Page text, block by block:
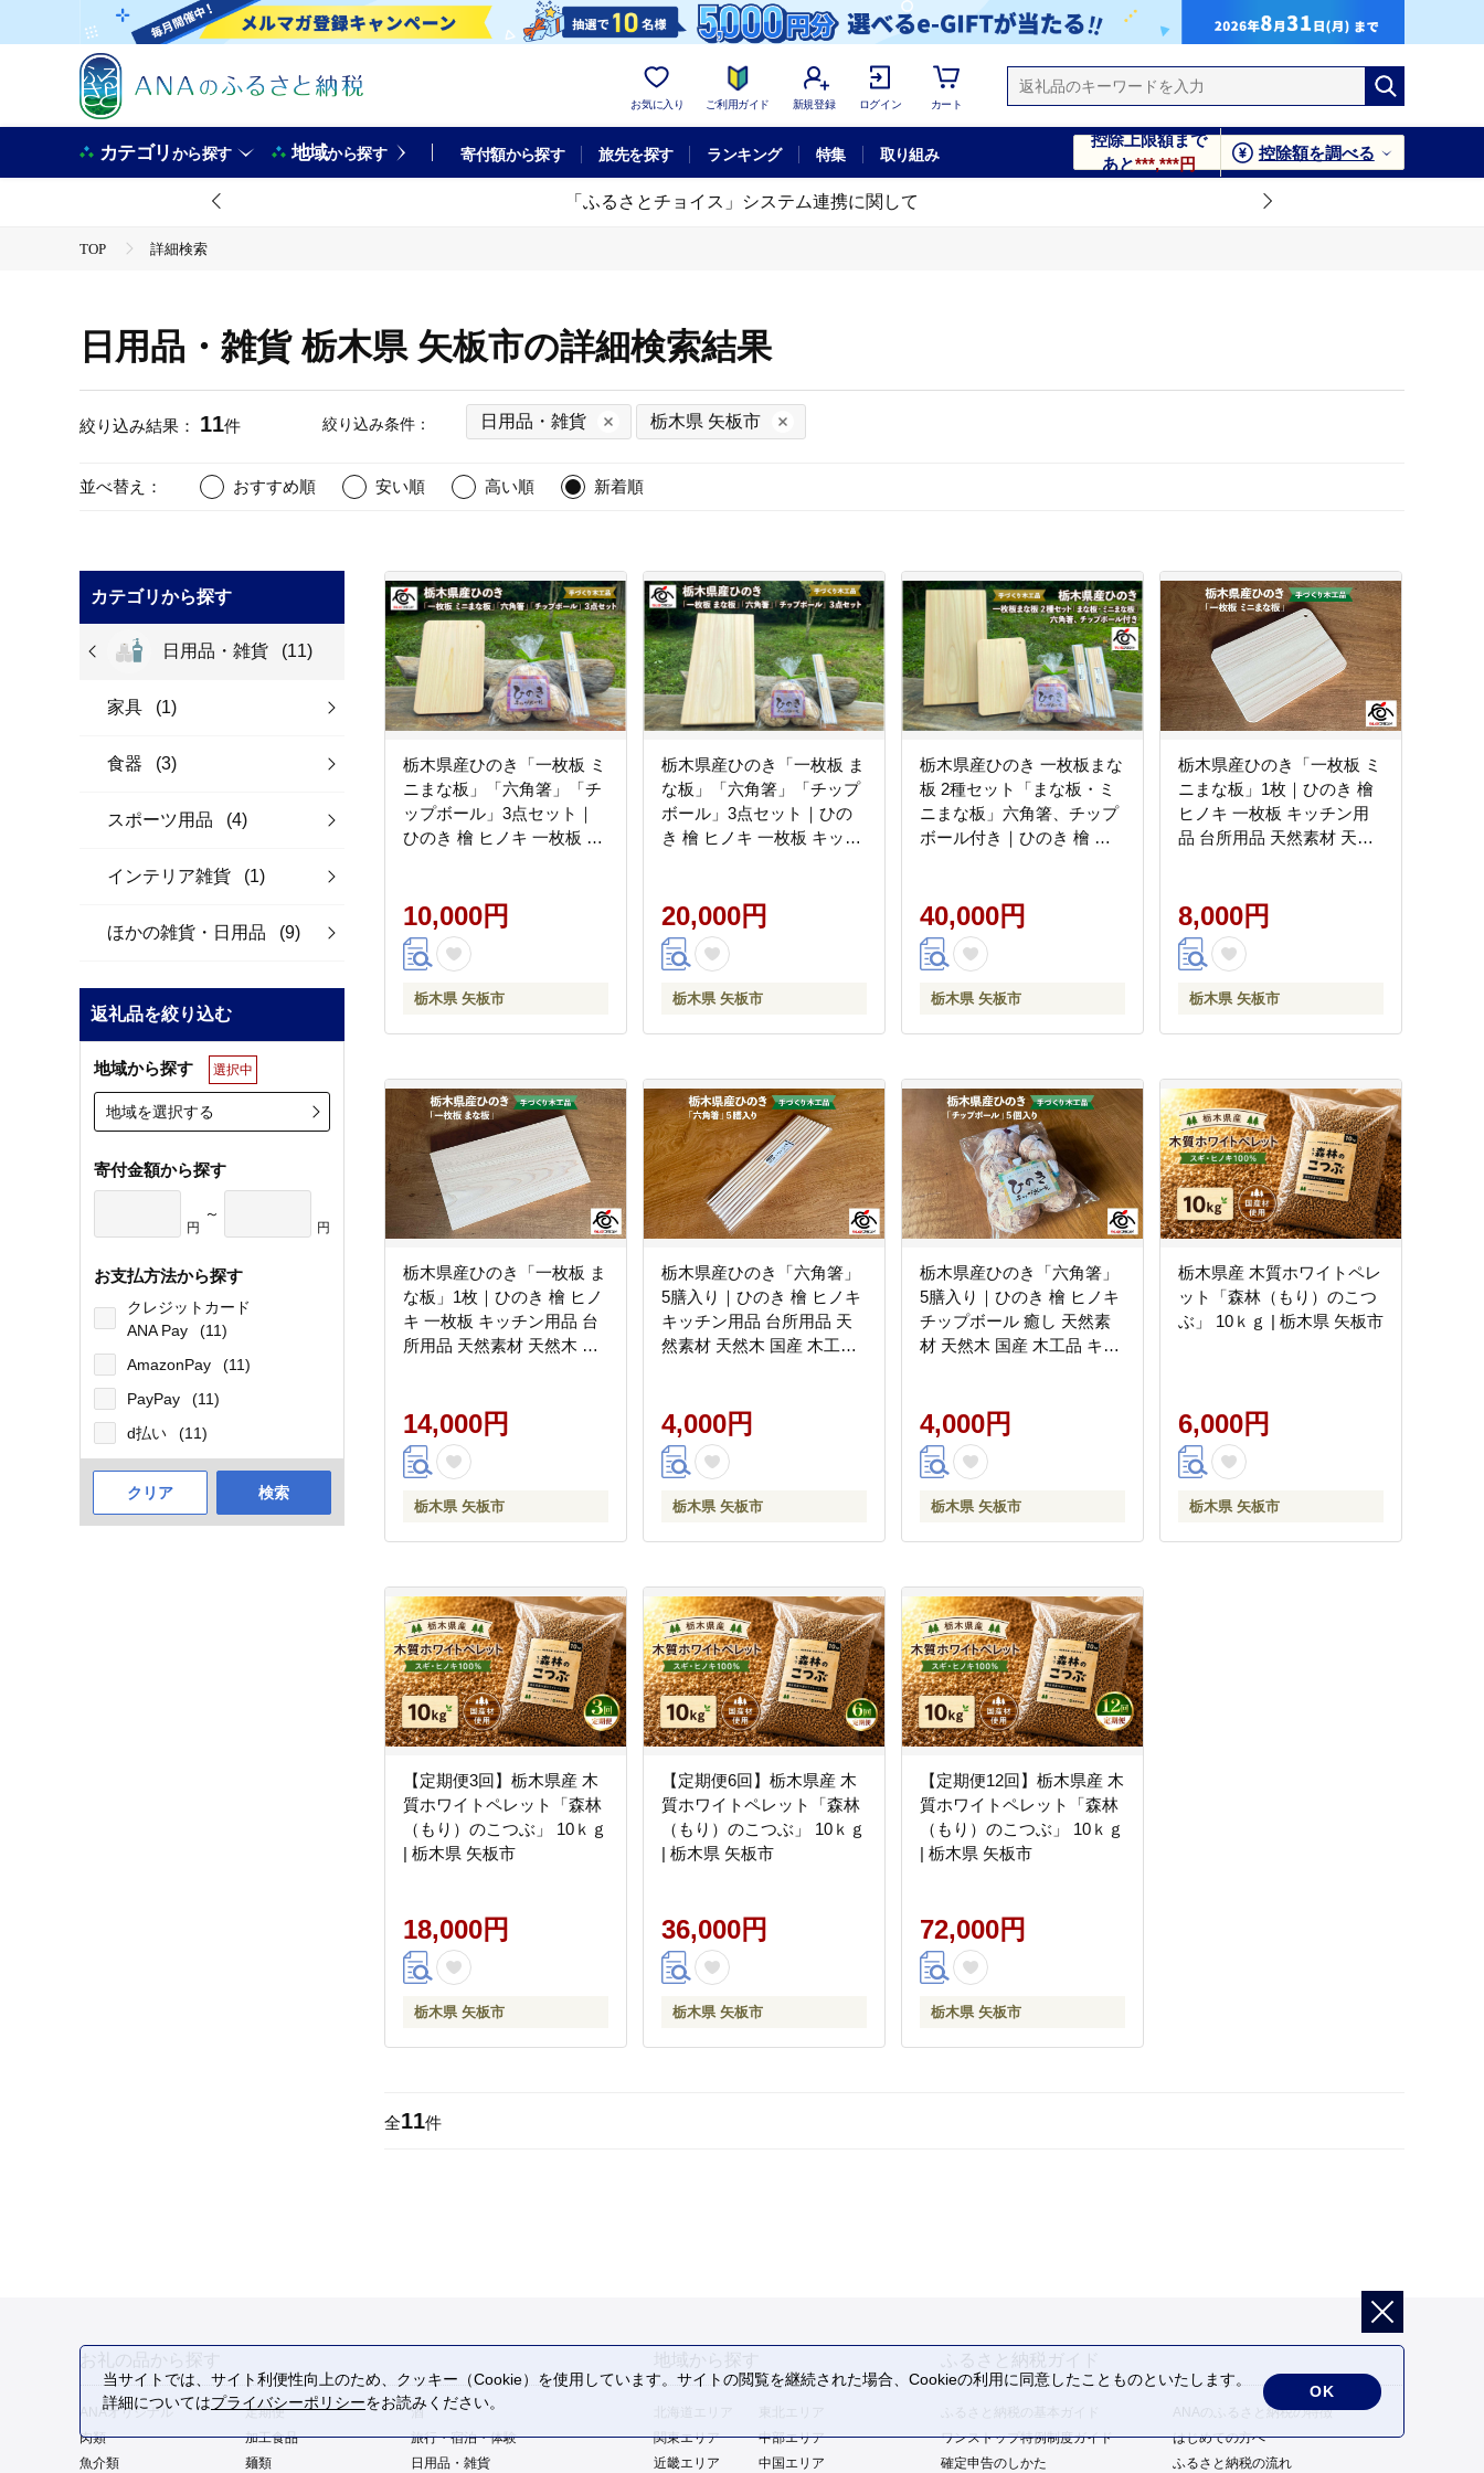
お気に入り ご利用ガイド 新規登録 ログイン カート
カテゴリから探す 地域から探す 寄付額から探す 旅先を探す ランキング 特集 取り組み
控除上限額まで
あと***,***円
控除額を調べる
「ふるさとチョイス」システム連携に関して
TOP 詳細検索
日用品・雑貨 栃木県 矢板市の詳細検索結果
絞り込み結果： 11件 絞り込み条件： 日用品・雑貨 栃木県 矢板市
並べ替え： おすすめ順 安い順 高い順 新着順
カテゴリから探す
日用品・雑貨 (11)
家具 (1)
食器 (3)
スポーツ用品 (4)
インテリア雑貨 (1)
ほかの雑貨・日用品 (9)
返礼品を絞り込む
地域から探す 選択中
地域を選択する
寄付金額から探す
円
～
円
お支払方法から探す
クレジットカード
ANA Pay
(11)
AmazonPay
(11)
PayPay
(11)
d払い
(11)
クリア 検索
栃木県産ひのき「一枚板 ミ
ニまな板」「六角箸」「チ
ップボール」3点セット｜
ひのき 檜 ヒノキ 一枚板 キ
な板 お箸 箸 キッチン アロ
マ リラックス
10,000円
栃木県 矢板市
栃木県産ひのき「一枚板 ま
な板」「六角箸」「チップ
ボール」3点セット｜ひの
き 檜 ヒノキ 一枚板 キッチ
お箸 箸 キッチン アロマ リ
ラックス
20,000円
栃木県 矢板市
栃木県産ひのき 一枚板まな
板 2種セット「まな板・ミ
ニまな板」六角箸、チップ
ボール付き｜ひのき 檜 ヒ
国産 木工品 まな板 お箸 箸
キッチン アロマ リラック
ス
40,000円
栃木県 矢板市
栃木県産ひのき「一枚板 ミ
ニまな板」1枚｜ひのき 檜
ヒノキ 一枚板 キッチン用
品 台所用品 天然素材 天然
木県 矢板市
8,000円
栃木県 矢板市
栃木県産ひのき「一枚板 ま
な板」1枚｜ひのき 檜 ヒノ
キ 一枚板 キッチン用品 台
所用品 天然素材 天然木 国
矢板市
14,000円
栃木県 矢板市
栃木県産ひのき「六角箸」
5膳入り｜ひのき 檜 ヒノキ
キッチン用品 台所用品 天
然素材 天然木 国産 木工品
4,000円
栃木県 矢板市
栃木県産ひのき「六角箸」
5膳入り｜ひのき 檜 ヒノキ
チップボール 癒し 天然素
材 天然木 国産 木工品 キッ
4,000円
栃木県 矢板市
栃木県産 木質ホワイトペレ
ット「森林（もり）のこつ
ぶ」 10ｋｇ | 栃木県 矢板市
6,000円
栃木県 矢板市
【定期便3回】栃木県産 木
質ホワイトペレット「森林
（もり）のこつぶ」 10ｋｇ
| 栃木県 矢板市
18,000円
栃木県 矢板市
【定期便6回】栃木県産 木
質ホワイトペレット「森林
（もり）のこつぶ」 10ｋｇ
| 栃木県 矢板市
36,000円
栃木県 矢板市
【定期便12回】栃木県産 木
質ホワイトペレット「森林
（もり）のこつぶ」 10ｋｇ
| 栃木県 矢板市
72,000円
栃木県 矢板市
全11件
お礼の品から探す
ANAオリジナル 定期便
酒
肉類
加工食品
旅行・宿泊・体験
魚介類
麺類 日用品・雑貨
地域から探す
関東エリア
中部エリア
近畿エリア
中国エリア
ふるさと納税ガイド
ふるさと納税の基本ガイド
ANAのふるさと納税の特徴
ワンストップ特例制度ガイド
はじめての方へ
確定申告のしかた
ふるさと納税の流れ
当サイトでは、サイト利便性向上のため、クッキー（Cookie）を使用しています。サイトの閲覧を継続された場合、Cookieの利用に同意したことものといたします。
詳細についてはプライバシーポリシーをお読みください。
OK